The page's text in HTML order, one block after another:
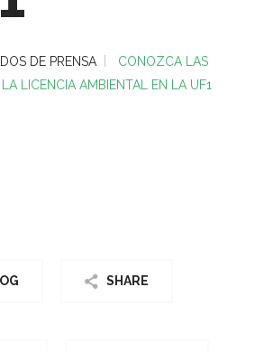
DE PRENSA
CONOZCA LAS
LICENCIA AMBIENTAL EN LA UF1
SHARE